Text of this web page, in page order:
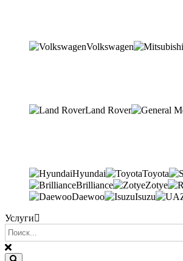
Volkswagen
Land Rover
Hyundai Toyota
Brilliance
Zotye
Daewoo
Isuzu
Услуги